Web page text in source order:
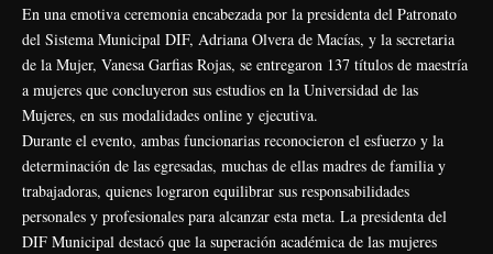
En una emotiva ceremonia encabezada por la presidenta del Patronato
del Sistema Municipal DIF, Adriana Olvera de Macías, y la secretaria
de la Mujer, Vanesa Garfias Rojas, se entregaron 137 títulos de maestría
a mujeres que concluyeron sus estudios en la Universidad de las
Mujeres, en sus modalidades online y ejecutiva.
Durante el evento, ambas funcionarias reconocieron el esfuerzo y la
determinación de las egresadas, muchas de ellas madres de familia y
trabajadoras, quienes lograron equilibrar sus responsabilidades
personales y profesionales para alcanzar esta meta. La presidenta del
DIF Municipal destacó que la superación académica de las mujeres